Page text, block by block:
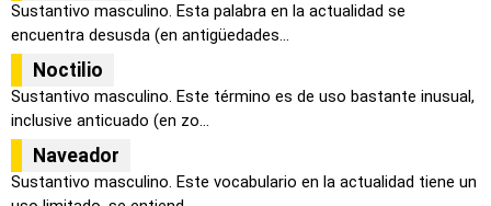
Sustantivo masculino. Esta palabra en la actualidad se
encuentra desusda (en antigüedades...
Noctilio
Sustantivo masculino. Este término es de uso bastante inusual,
inclusive anticuado (en zo...
Naveador
Sustantivo masculino. Este vocabulario en la actualidad tiene un